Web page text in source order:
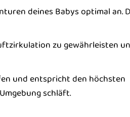
deines Babys optimal an.
zu gewährleisten
und entspricht den höchsten
schläft.